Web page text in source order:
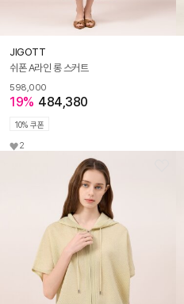
JIGOTT
쉬폰 A라인 롱 스커트
598,000
19% 484,380
10% 쿠폰
2